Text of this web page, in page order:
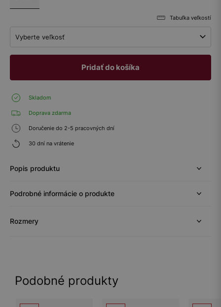
Tabuľka veľkostí
Vyberte veľkosť
Pridať do košíka
Skladom
Doprava zdarma
Doručenie do 2-5 pracovných dní
30 dní na vrátenie
Popis produktu
Podrobné informácie o produkte
Rozmery
Podobné produkty